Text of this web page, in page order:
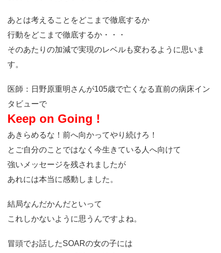
あとは考えることをどこまで徹底するか
行動をどこまで徹底するか・・・
そのあたりの加減で実現のレベルも変わるように思いま
す。
医師：日野原重明さんが105歳で亡くなる直前の病床イン
タビューで
Keep on Going !
あきらめるな！前へ向かってやり続けろ！
とご自分のことではなく今生きている人へ向けて
強いメッセージを残されましたが
あれには本当に感動しました。
結局なんだかんだといって
これしかないように思うんですよね。
冒頭でお話したSOARの女の子には